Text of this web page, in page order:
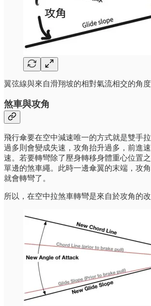
翼弦線與來自滑翔坡的相對氣流相交的角度
煞車與攻角
飛行傘要在空中減速唯一的方式就是雙手
過多則會變成失速，攻角抬升過多，前進
速。若要轉彎除了壓身轉移身體重心位置
單邊的煞車繩。此時一邊傘翼的末端，攻
就會轉彎了。
所以，在空中拉煞車轉彎是來自於攻角的改